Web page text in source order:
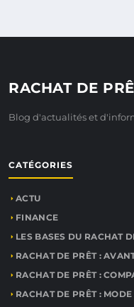
RACHAT DE
Blog d'actualités et
CATÉGORIES
ACTU
FINANCE
LES BASES DU RACHAT
RACHAT DE PRÊT :
RACHAT DE PRÊT :
RACHAT DE PRÊT :